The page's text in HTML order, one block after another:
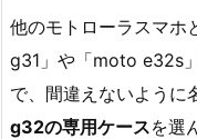
他のモトローラスマホ
g31」や「moto e32s
で、間違えないように
g32の専用ケースを選